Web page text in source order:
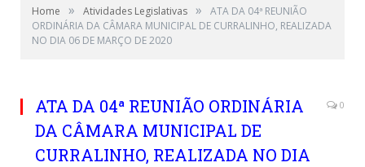
Home » Atividades Legislativas »
ATA DA 04ª REUNIÃO
ORDINÁRIA DA CÂMARA MUNICIPAL DE CURRALINHO, REALIZADA
NO DIA 06 DE MARÇO DE 2020
ATA DA 04ª REUNIÃO ORDINÁRIA
DA CÂMARA MUNICIPAL DE
CURRALINHO, REALIZADA NO DIA
0